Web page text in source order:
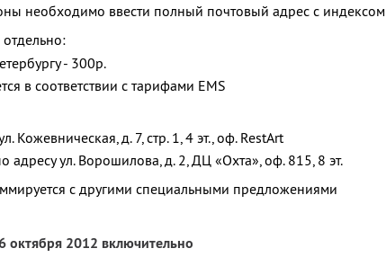
необходимо ввести полный почтовый адрес с индексом
- 300р.
в соответствии с тарифами EMS
Кожевническая, д. 7, стр. 1, 4 эт., оф. RestArt
адресу ул. Ворошилова, д. 2, ДЦ «Охта», оф. 815, 8 эт.
с другими специальными предложениями
октября 2012 включительно